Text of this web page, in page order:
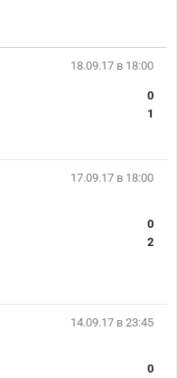
18.09.17 в 18:00
0
1
17.09.17 в 18:00
0
2
14.09.17 в 23:45
0